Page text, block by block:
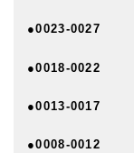
●0023-0027
●0018-0022
●0013-0017
●0008-0012